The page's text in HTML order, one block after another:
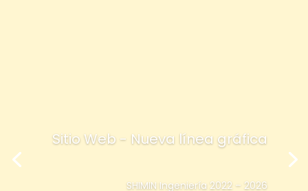
Sitio Web - Nueva línea gráfica
SHIMIN Ingeniería 2022 – 2026